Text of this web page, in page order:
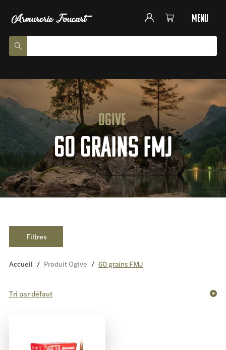
menu
Ogive
60 grains FMJ
Filtres
Accueil / Produit Ogive / 60 grains FMJ